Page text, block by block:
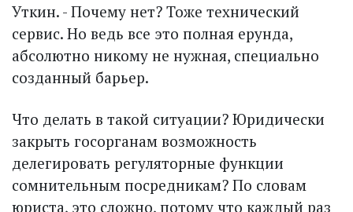
Уткин. - Почему нет? Тоже технический
сервис. Но ведь все это полная ерунда,
абсолютно никому не нужная, специально
созданный барьер.
Что делать в такой ситуации? Юридически
закрыть госорганам возможность
делегировать регуляторные функции
сомнительным посредникам? По словам
юриста, это сложно, потому что каждый раз